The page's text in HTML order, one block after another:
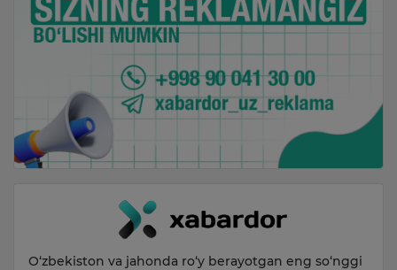
O‘zbekiston va jahonda ro‘y berayotgan eng so‘nggi